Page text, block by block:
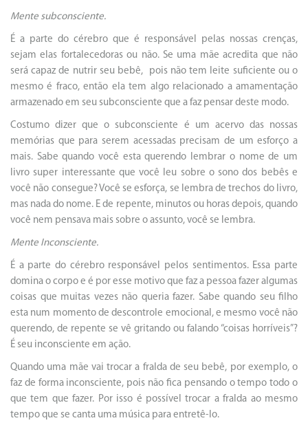
Mente subconsciente.
É a parte do cérebro que é responsável pelas nossas crenças,
sejam elas fortalecedoras ou não. Se uma mãe acredita que não
será capaz de nutrir seu bebê, pois não tem leite suficiente ou o
mesmo é fraco, então ela tem algo relacionado a amamentação
armazenado em seu subconsciente que a faz pensar deste modo.
Costumo dizer que o subconsciente é um acervo das nossas
memórias que para serem acessadas precisam de um esforço a
mais. Sabe quando você esta querendo lembrar o nome de um
livro super interessante que você leu sobre o sono dos bebês e
você não consegue? Você se esforça, se lembra de trechos do livro,
mas nada do nome. E de repente, minutos ou horas depois, quando
você nem pensava mais sobre o assunto, você se lembra.
Mente Inconsciente.
É a parte do cérebro responsável pelos sentimentos. Essa parte
domina o corpo e é por esse motivo que faz a pessoa fazer algumas
coisas que muitas vezes não queria fazer. Sabe quando seu filho
esta num momento de descontrole emocional, e mesmo você não
querendo, de repente se vê gritando ou falando “coisas horríveis”?
É seu inconsciente em ação.
Quando uma mãe vai trocar a fralda de seu bebê, por exemplo, o
faz de forma inconsciente, pois não fica pensando o tempo todo o
que tem que fazer. Por isso é possível trocar a fralda ao mesmo
tempo que se canta uma música para entretê-lo.